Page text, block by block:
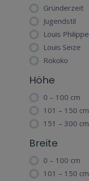
Gründerzeit
Jugendstil
Louis Philippe
Louis Seize
Rokoko
Höhe
0 – 100 cm
101 – 150 cm
151 – 300 cm
Breite
0 – 100 cm
101 – 150 cm